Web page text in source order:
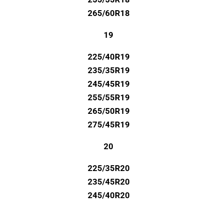
265/60R18
19
225/40R19
235/35R19
245/45R19
255/55R19
265/50R19
275/45R19
20
225/35R20
235/45R20
245/40R20